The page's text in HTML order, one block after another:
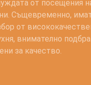
от посещения
Същевременно,
от
внимателно
за качество.